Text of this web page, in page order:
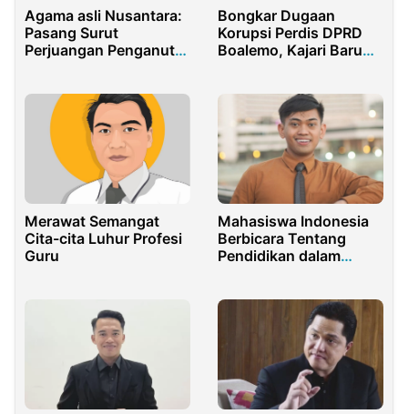
Agama asli Nusantara:
Pasang Surut
Perjuangan Penganut
Bongkar Dugaan
Korupsi Perdis DPRD
Boalemo, Kajari Baru
Merawat Semangat
Cita-cita Luhur Profesi
Guru
Mahasiswa Indonesia
Berbicara Tentang
Pendidikan dalam